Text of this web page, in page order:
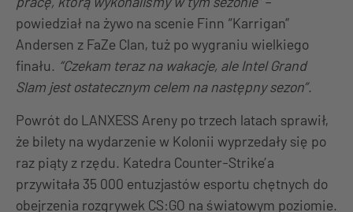
powiedział na żywo na scenie Finn “Karrigan”
Andersen z FaZe Clan, tuż po wygraniu wielkiego
finału. “Czekam teraz na wakacje, ale Intel Grand
Slam jest ostatecznym celem na następny sezon”.
Powrót do LANXESS Areny po trzech latach sprawił,
że bilety na wydarzenie w Kolonii wyprzedały się po
raz piąty z rzędu. Katedra Counter-Strike’a
przywitała 35 000 entuzjastów esportu chętnych do
obejrzenia rozgrywek CS:GO na światowym poziomie.